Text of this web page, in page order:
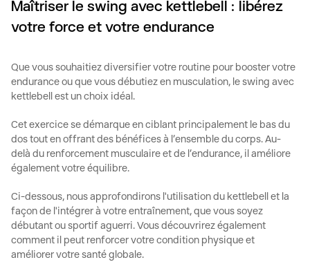
Maîtriser le swing avec kettlebell : libérez
votre force et votre endurance
Que vous souhaitiez diversifier votre routine pour booster votre
endurance ou que vous débutiez en musculation, le swing avec
kettlebell
est un choix idéal.
Cet exercice se démarque en ciblant principalement le bas du
dos tout en offrant des bénéfices à l’ensemble du corps. Au-
delà du renforcement musculaire et de l’endurance, il améliore
également votre équilibre.
Ci-dessous, nous approfondirons l'utilisation du kettlebell
et la
façon de l'intégrer à votre entraînement, que vous soyez
débutant ou sportif aguerri. Vous découvrirez également
comment il peut renforcer votre condition physique et
améliorer votre santé globale.